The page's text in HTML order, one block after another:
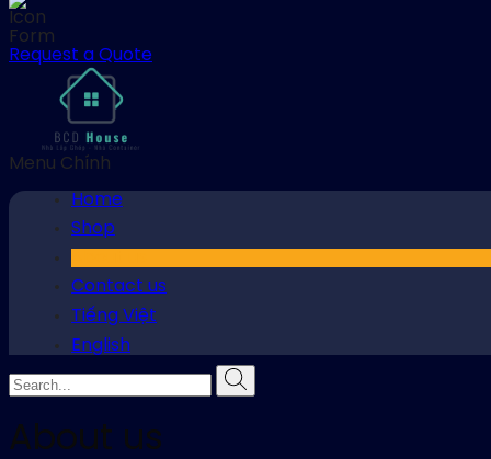
Request a Quote
Menu Chính
Home
Shop
Contact us
Tiếng Việt
English
About us